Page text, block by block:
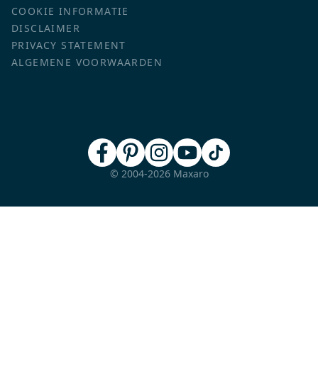
COOKIE INFORMATIE
DISCLAIMER
PRIVACY STATEMENT
ALGEMENE VOORWAARDEN
© 2004-2026 Maxaro